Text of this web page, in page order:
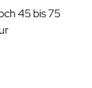
45 bis 75